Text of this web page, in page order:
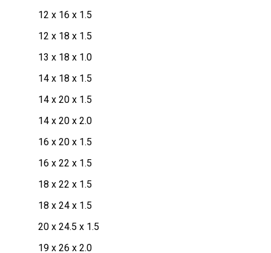
12 x 16 x 1.5
12 x 18 x 1.5
13 x 18 x 1.0
14 x 18 x 1.5
14 x 20 x 1.5
14 x 20 x 2.0
16 x 20 x 1.5
16 x 22 x 1.5
18 x 22 x 1.5
18 x 24 x 1.5
20 x 24.5 x 1.5
19 x 26 x 2.0